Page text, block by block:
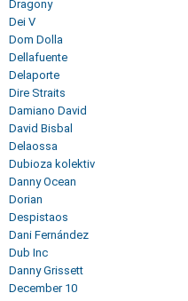
Dragony
Dei V
Dom Dolla
Dellafuente
Delaporte
Dire Straits
Damiano David
David Bisbal
Delaossa
Dubioza kolektiv
Danny Ocean
Dorian
Despistaos
Dani Fernández
Dub Inc
Danny Grissett
December 10